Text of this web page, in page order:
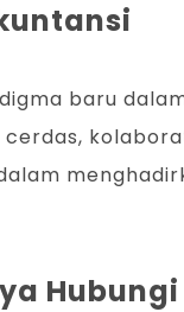
baru
Hubungi